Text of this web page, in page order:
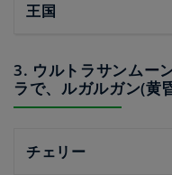
王国
3. ウルトラサンムー
ラで、ルガルガン(黄
チェリー